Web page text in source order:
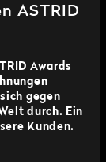
ASTRID
Awards
gegen
durch. Ein
Kunden.